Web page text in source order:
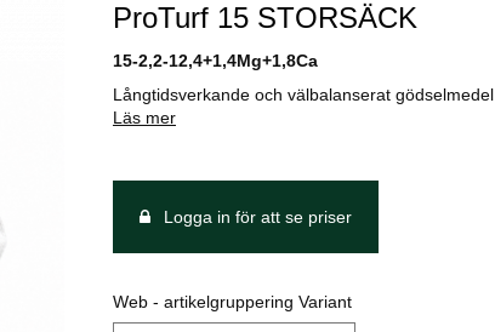
ProTurf 15 STORSÄCK
15-2,2-12,4+1,4Mg+1,8Ca
Långtidsverkande och välbalanserat gödselmedel
Läs mer
Logga in för att se priser
Web - artikelgruppering Variant